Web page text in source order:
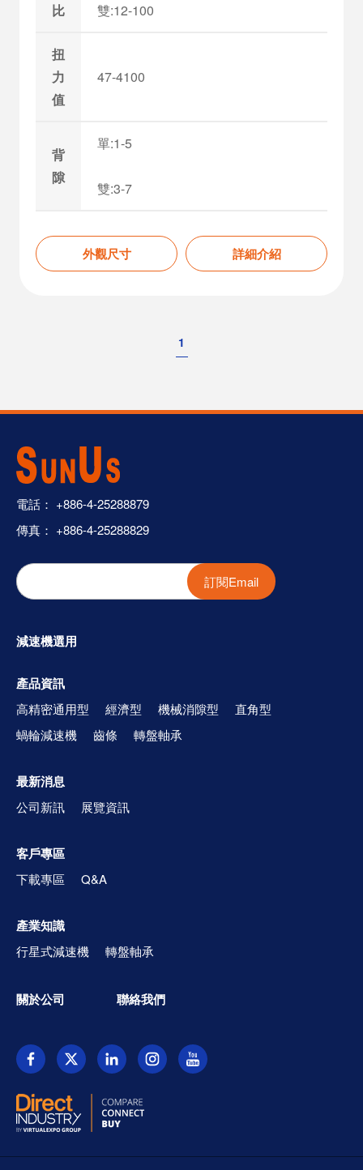
比
雙:12-100
扭
力
值
47-4100
背
隙
單:1-5
雙:3-7
外觀尺寸 詳細介紹
1
電話： +886-4-25288879
傳真： +886-4-25288829
訂閱Email
減速機選用
產品資訊
高精密通用型 經濟型 機械消隙型
直角型
蝸輪減速機
齒條 轉盤軸承
最新消息
公司新訊 展覽資訊
客戶專區
下載專區 Q&A
產業知識
行星式減速機 轉盤軸承
關於公司 聯絡我們